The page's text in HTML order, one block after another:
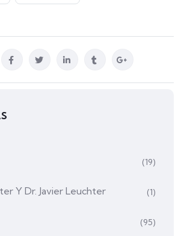
(19)
Y Dr. Javier Leuchter (1)
(95)